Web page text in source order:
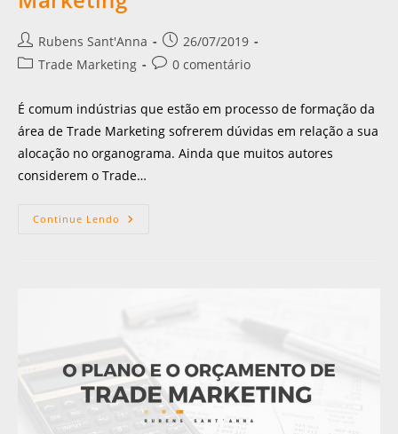
Rubens Sant'Anna
26/07/2019
Trade Marketing
0 comentário
É comum indústrias que estão em processo de formação da
área de Trade Marketing sofrerem dúvidas em relação a sua
alocação no organograma. Ainda que muitos autores
considerem o Trade…
Continue Lendo